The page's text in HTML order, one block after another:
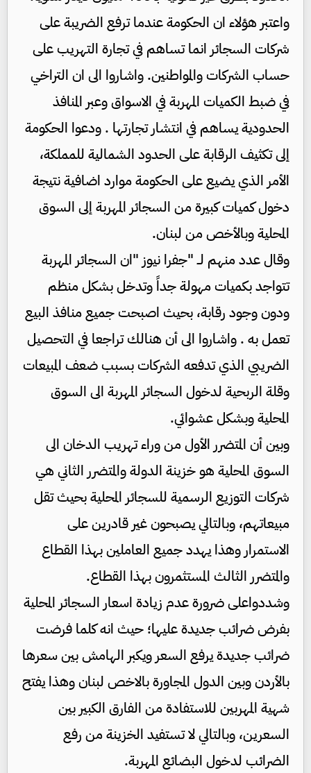
واعتبر هؤلاء ان الحكومة عندما ترفع الضريبة على
شركات السجائر انما تساهم في تجارة التهريب على
حساب الشركات والمواطنين. واشاروا الى ان التراخي
في ضبط الكميات المهربة في الاسواق وعبر المنافذ
الحدودية يساهم في انتشار تجارتها . ودعوا الحكومة
إلى تكثيف الرقابة على الحدود الشمالية للمملكة،
الأمر الذي يضيع على الحكومة موارد اضافية نتيجة
دخول كميات كبيرة من السجائر المهربة إلى السوق
المحلية وبالأخص من لبنان.
وقال عدد منهم لــ "جفرا نيوز "ان السجائر المهربة
تتواجد بكميات مهولة جداً وتدخل بشكل منظم
ودون وجود رقابة، بحيث اصبحت جميع منافذ البيع
تعمل به . واشاروا الى أن هنالك تراجعا في التحصيل
الضريبي الذي تدفعه الشركات بسبب ضعف المبيعات
وقلة الربحية لدخول السجائر المهربة الى السوق
المحلية وبشكل عشوائي.
وبين أن المتضرر الأول من وراء تهريب الدخان الى
السوق المحلية هو خزينة الدولة والمتضرر الثاني هي
شركات التوزيع الرسمية للسجائر المحلية بحيث تقل
مبيعاتهم، وبالتالي يصبحون غير قادرين على
الاستمرار وهذا يهدد جميع العاملين بهذا القطاع
والمتضرر الثالث المستثمرون بهذا القطاع.
وشددواعلى ضرورة عدم زيادة اسعار السجائر المحلية
بفرض ضرائب جديدة عليها؛ حيث انه كلما فرضت
ضرائب جديدة يرفع السعر ويكبر الهامش بين سعرها
بالأردن وبين الدول المجاورة بالاخص لبنان وهذا يفتح
شهية المهربين للاستفادة من الفارق الكبير بين
السعرين، وبالتالي لا تستفيد الخزينة من رفع
الضرائب لدخول البضائع المهربة.